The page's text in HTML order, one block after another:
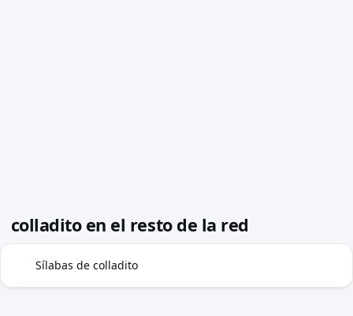
colladito en el resto de la red
Sílabas de colladito